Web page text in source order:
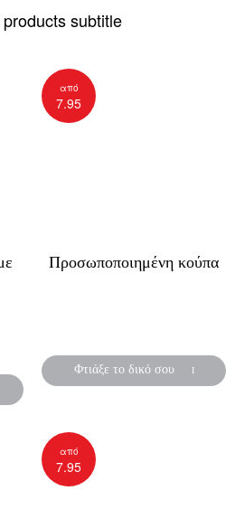
subtitle
Προσωποποιημένη κούπα
από
7.95
Φτιάξε το δικό σου
από
7.95